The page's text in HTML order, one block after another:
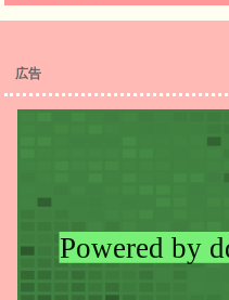
広告